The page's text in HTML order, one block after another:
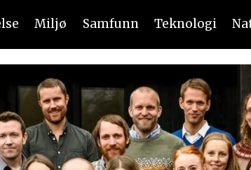
Miljø Samfunn Teknologi